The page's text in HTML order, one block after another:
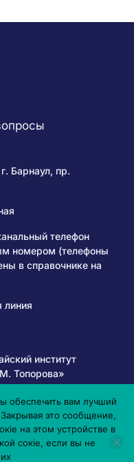
Барнаул, пр.
телефон
номером (телефоны
в справочнике на
линия
институт
Топорова»
обеспечить вам лучший
это сообщение,
на этом устройстве в
сокіе, если вы не